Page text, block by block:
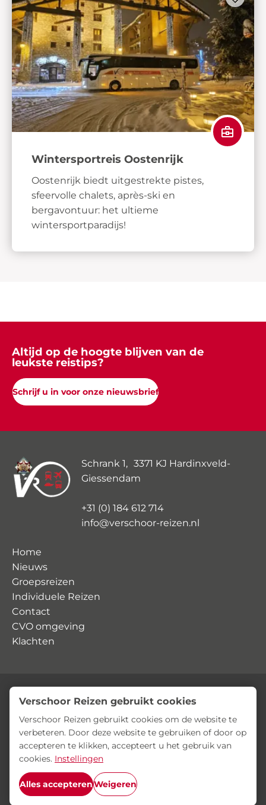
Wintersportreis Oostenrijk
Oostenrijk biedt uitgestrekte pistes,
sfeervolle chalets, après-ski en
bergavontuur: het ultieme
wintersportparadijs!
Altijd op de hoogte blijven van de
leukste reistips?
Schrijf u in voor onze nieuwsbrief
Schrank 1, 3371 KJ Hardinxveld-
Giessendam
+31 (0) 184 612 714
info@verschoor-reizen.nl
Home
Nieuws
Groepsreizen
Individuele Reizen
Contact
CVO omgeving
Klachten
Privacyverklaring
Verschoor Reizen gebruikt cookies
Verschoor Reizen gebruikt cookies om de website te
verbeteren. Door deze website te gebruiken of door op
accepteren te klikken, accepteert u het gebruik van
cookies. Instellingen
Alles accepterenWeigeren